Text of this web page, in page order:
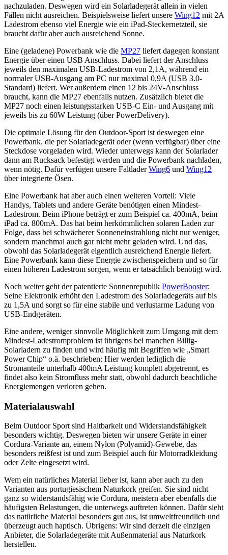
nachzuladen. Deswegen wird ein Solarladegerät allein in vielen
Fällen nicht ausreichen. Beispielsweise liefert unsere Wing12 mit 2A
Ladestrom ebenso viel Energie wie ein iPad-Steckernetzteil, sie
braucht dafür aber auch ausreichend Sonne.
Eine (geladene) Powerbank wie die MP27 liefert dagegen konstant
Energie über einen USB Anschluss. Dabei liefert der Anschluss
jeweils den maximalen USB-Ladestrom von 2,1A, während ein
normaler USB-Ausgang am PC nur maximal 0,9A (USB 3.0-
Standard) liefert. Wer außerdem einen 12 bis 24V-Anschluss
braucht, kann die MP27 ebenfalls nutzen. Zusätzlich bietet die
MP27 noch einen leistungsstarken USB-C Ein- und Ausgang mit
jeweils bis zu 60W Leistung (über PowerDelivery).
Die optimale Lösung für den Outdoor-Sport ist deswegen eine
Powerbank, die per Solarladegerät oder (wenn verfügbar) über eine
Steckdose vorgeladen wird. Wieder unterwegs kann der Solarlader
dann am Rucksack befestigt werden und die Powerbank nachladen,
wenn nötig. Dafür verfügen unsere FaltladerWing6 und Wing12
über integrierte Ösen.
Eine Powerbank hat aber auch einen weiteren Vorteil: Viele
Handys, Tablets und andere Geräte benötigen einen Mindest-
Ladestrom. Beim iPhone beträgt er zum Beispiel ca. 400mA, beim
iPad ca. 800mA. Das hat beim herkömmlichen solaren Laden zur
Folge, dass bei schwächerer Sonneneinstrahlung nicht nur weniger,
sondern manchmal auch gar nicht mehr geladen wird. Und das,
obwohl das Solarladegerät eigentlich ausreichend Energie liefert.
Eine Powerbank kann diese Energie zwischenspeichern und so für
einen höheren Ladestrom sorgen, wenn er tatsächlich benötigt wird.
Noch weiter geht der patentierte Sonnenrepublik PowerBooster:
Seine Elektronik erhöht den Ladestrom des Solarladegeräts auf bis
zu 1,5A und sorgt so für eine stabile und verlustarme Ladung von
USB-Endgeräten.
Eine andere, weniger sinnvolle Möglichkeit zum Umgang mit dem
Mindest-Ladestromproblem ist übrigens bei manchen Billig-
Solarladern zu finden und wird häufig mit Begriffen wie „Smart
Power Chip“ o.ä. beschrieben: Hier werden lediglich die
Stromanteile unterhalb 400mA Leistung komplett abgetrennt, es
findet also kein Stromfluss mehr statt, obwohl dadurch beachtliche
Energiemengen verloren gehen.
Materialauswahl
Beim Outdoor Sport sind Haltbarkeit und Widerstandsfähigkeit
besonders wichtig. Deswegen bieten wir unsere Geräte in einer
Cordura-Variante an, einem Nylon (Polyamid)-Gewebe, das
besonders reißfest ist und zum Beispiel auch für Motorradkleidung
oder Zelte eingesetzt wird.
Wem ein natürliches Material lieber ist, kann aber auch zu den
Varianten aus portugiesischem Naturkork greifen. Sie sind nicht
ganz so widerstandsfähig wie Cordura, meistern aber ebenfalls die
häufigsten Belastungen, die unterwegs auftreten können. Dafür sieht
das natürliche Material besonders gut aus, ist umweltfreundlich und
überzeugt auch haptisch. Übrigens: Wir sind derzeit die einzigen
Anbieter, die Solarladegeräte mit Außenmaterial aus Naturkork
herstellen.